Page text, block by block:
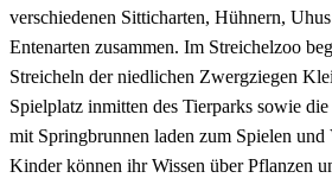
verschiedenen Sitticharten, Hühnern,
Entenarten zusammen. Im Streichelzoo
Streicheln der niedlichen Zwergziegen
Spielplatz inmitten des Tierparks sowie
mit Springbrunnen laden zum Spielen
Kinder können ihr Wissen über Pflanzen